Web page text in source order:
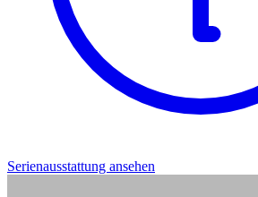
Serienausstattung ansehen